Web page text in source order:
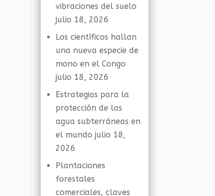
vibraciones del suelo
julio 18, 2026
Los científicos hallan
una nueva especie de
mono en el Congo
julio 18, 2026
Estrategias para la
protección de las
agua subterráneas en
el mundo julio 18,
2026
Plantaciones
forestales
comerciales, claves